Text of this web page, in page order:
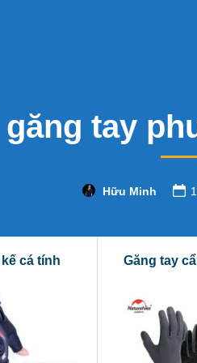
găng tay
Hữu Minh
cá tính Găng tay